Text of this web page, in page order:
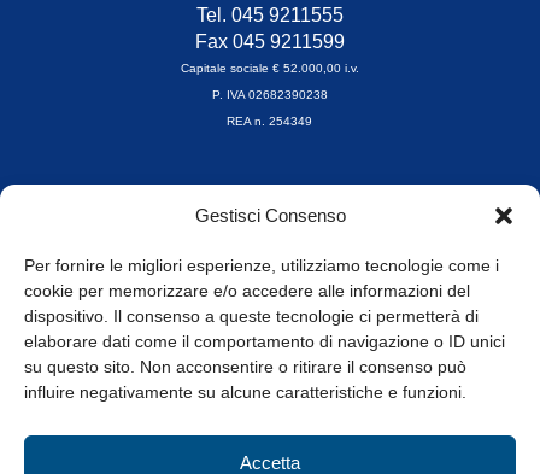
Gestisci Consenso
Per fornire le migliori esperienze, utilizziamo tecnologie come i
cookie per memorizzare e/o accedere alle informazioni del
dispositivo. Il consenso a queste tecnologie ci permetterà di
elaborare dati come il comportamento di navigazione o ID unici
su questo sito. Non acconsentire o ritirare il consenso può
influire negativamente su alcune caratteristiche e funzioni.
Accetta
Tel. 045 9211555
Fax 045 9211599
Capitale sociale € 52.000,00 i.v.
P. IVA 02682390238
REA n. 254349
Orari di apertura
8.30-13.00 / 14.00-17.30
Whistleblowing
© Tutti i diritti riservati
Privacy Policy e Cookie|Informativa Cookie